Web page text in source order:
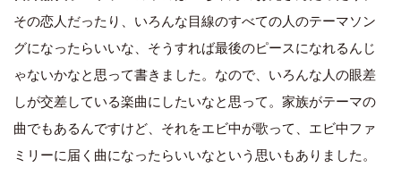
その恋人だったり、いろんな目線のすべての人のテーマソン
グになったらいいな、そうすれば最後のピースになれるんじ
ゃないかなと思って書きました。なので、いろんな人の眼差
しが交差している楽曲にしたいなと思って。家族がテーマの
曲でもあるんですけど、それをエビ中が歌って、エビ中ファ
ミリーに届く曲になったらいいなという思いもありました。